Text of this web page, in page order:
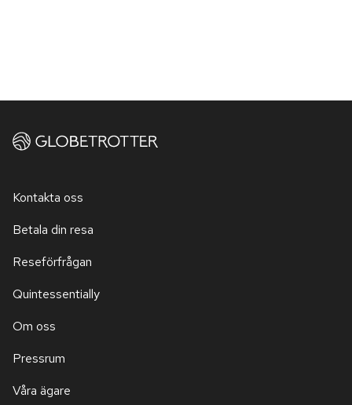
Hotellets concierge delar gärna sina favoriter: boka en
smekmånad eller extra avskildhet. Packa ner en kikare för att
ha möjlighet till att observera det rika fågellivet runt hotellet.
Kontakta oss
Betala din resa
Reseförfrågan
Quintessentially
Om oss
Pressrum
Våra ägare